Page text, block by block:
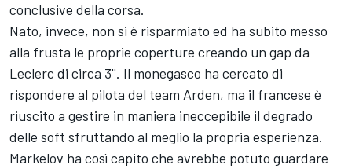
conclusive della corsa.
Nato, invece, non si è risparmiato ed ha subito messo
alla frusta le proprie coperture creando un gap da
Leclerc di circa 3''. Il monegasco ha cercato di
rispondere al pilota del team Arden, ma il francese è
riuscito a gestire in maniera ineccepibile il degrado
delle soft sfruttando al meglio la propria esperienza.
Markelov ha così capito che avrebbe potuto guardare